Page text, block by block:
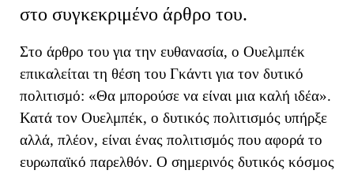
στο συγκεκριμένο άρθρο του.
Στο άρθρο του για την ευθανασία, ο Ουελμπέκ
επικαλείται τη θέση του Γκάντι για τον δυτικό
πολιτισμό: «Θα μπορούσε να είναι μια καλή ιδέα».
Κατά τον Ουελμπέκ, ο δυτικός πολιτισμός υπήρξε
αλλά, πλέον, είναι ένας πολιτισμός που αφορά το
ευρωπαϊκό παρελθόν. Ο σημερινός δυτικός κόσμος